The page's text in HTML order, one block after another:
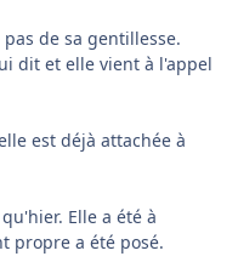
de sa gentillesse.
dit et elle vient à l'appel
est déjà attachée à
Elle a été à
propre a été posé.